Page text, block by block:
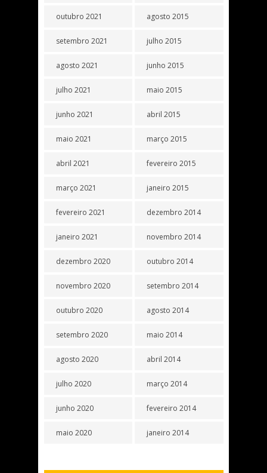
outubro 2021
setembro 2021
agosto 2021
julho 2021
junho 2021
maio 2021
abril 2021
março 2021
fevereiro 2021
janeiro 2021
dezembro 2020
novembro 2020
outubro 2020
setembro 2020
agosto 2020
julho 2020
junho 2020
maio 2020
agosto 2015
julho 2015
junho 2015
maio 2015
abril 2015
março 2015
fevereiro 2015
janeiro 2015
dezembro 2014
novembro 2014
outubro 2014
setembro 2014
agosto 2014
maio 2014
abril 2014
março 2014
fevereiro 2014
janeiro 2014